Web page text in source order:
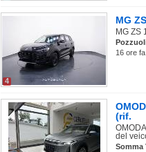
4
MG
MG ZS
16 ore
(rif.
del
Somma